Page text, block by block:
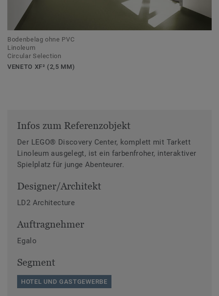
Bodenbelag ohne PVC
Linoleum
Circular Selection
VENETO XF² (2,5 MM)
Infos zum Referenzobjekt
Der LEGO® Discovery Center, komplett mit Tarkett
Linoleum ausgelegt, ist ein farbenfroher, interaktiver
Spielplatz für junge Abenteurer.
Designer/Architekt
LD2 Architecture
Auftragnehmer
Egalo
Segment
HOTEL UND GASTGEWERBE